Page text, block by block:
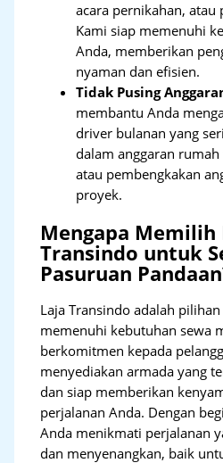
acara pernikahan, atau
Kami siap memenuhi
Anda, memberikan
nyaman dan efisien.
Tidak Pusing
membantu Anda
driver bulanan yang
dalam anggaran rumah
atau pembengkakan
proyek.
Mengapa Memilih
Transindo untuk
Pasuruan
Laja Transindo adalah
memenuhi kebutuhan sewa
berkomitmen kepada
menyediakan armada yang
dan siap memberikan
perjalanan Anda. Dengan
Anda menikmati perjalanan
dan menyenangkan, baik